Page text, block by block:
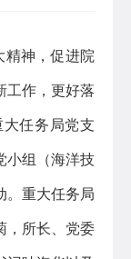
精神，促进院
工作，更好落
任务局党支
小组（海洋技
。重大任务局
，所长、党委